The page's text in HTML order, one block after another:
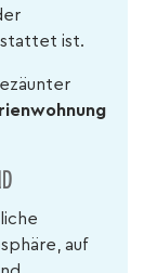
ist.
auf